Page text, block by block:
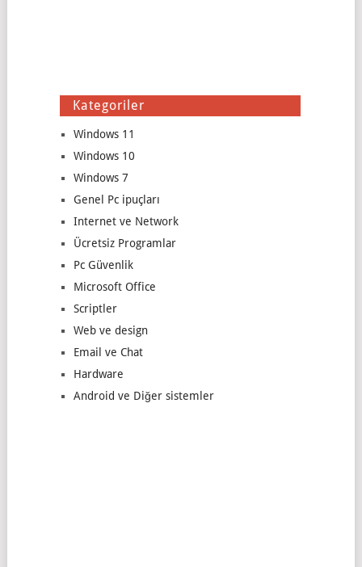
Kategoriler
Windows 11
Windows 10
Windows 7
Genel Pc ipuçları
Internet ve Network
Ücretsiz Programlar
Pc Güvenlik
Microsoft Office
Scriptler
Web ve design
Email ve Chat
Hardware
Android ve Diğer sistemler